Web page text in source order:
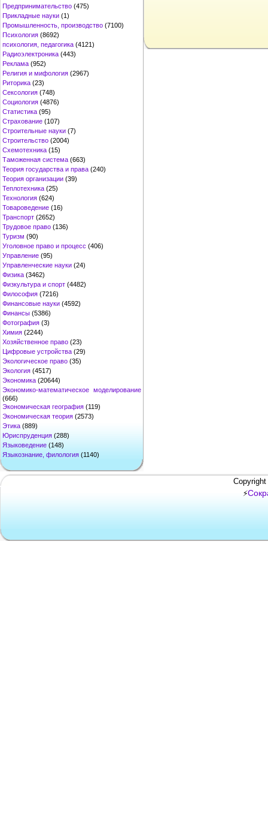
Предпринимательство (475)
Прикладные науки (1)
Промышленность, производство (7100)
Психология (8692)
психология, педагогика (4121)
Радиоэлектроника (443)
Реклама (952)
Религия и мифология (2967)
Риторика (23)
Сексология (748)
Социология (4876)
Статистика (95)
Страхование (107)
Строительные науки (7)
Строительство (2004)
Схемотехника (15)
Таможенная система (663)
Теория государства и права (240)
Теория организации (39)
Теплотехника (25)
Технология (624)
Товароведение (16)
Транспорт (2652)
Трудовое право (136)
Туризм (90)
Уголовное право и процесс (406)
Управление (95)
Управленческие науки (24)
Физика (3462)
Физкультура и спорт (4482)
Философия (7216)
Финансовые науки (4592)
Финансы (5386)
Фотография (3)
Химия (2244)
Хозяйственное право (23)
Цифровые устройства (29)
Экологическое право (35)
Экология (4517)
Экономика (20644)
Экономико-математическое моделирование
(666)
Экономическая география (119)
Экономическая теория (2573)
Этика (889)
Юриспруденция (288)
Языковедение (148)
Языкознание, филология (1140)
⚡